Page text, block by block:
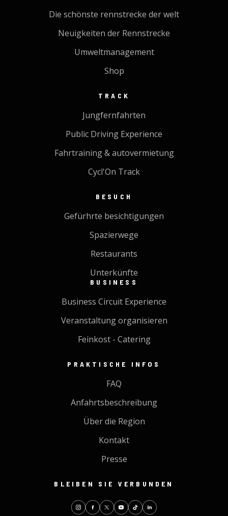
Die schönste rennstrecke der welt
Neuigkeiten der Rennstrecke
Umweltmanagement
Shop
TRACK
Jungfernfahrten
Public Driving Experience
Fahrtraining & autovermietung
Cycl'On Track
BESUCH
Gefürhrte besichtigungen
Spazierwege
Restaurants
Unterkünfte
BUSINESS
Business Circuit Experience
Veranstaltung organisieren
Feinkost - Catering
PRAKTISCHE INFOS
FAQ
Anfahrtsbeschreibung
Über die Region
Kontakt
Presse
BLEIBEN SIE VERBUNDEN